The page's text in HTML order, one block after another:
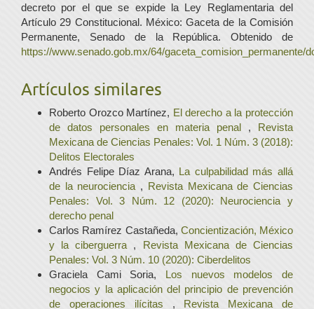
decreto por el que se expide la Ley Reglamentaria del
Artículo 29 Constitucional. México: Gaceta de la Comisión
Permanente, Senado de la República. Obtenido de
https://www.senado.gob.mx/64/gaceta_comision_permanente/
Artículos similares
Roberto Orozco Martínez, El derecho a la protección
de datos personales en materia penal , Revista
Mexicana de Ciencias Penales: Vol. 1 Núm. 3 (2018):
Delitos Electorales
Andrés Felipe Díaz Arana, La culpabilidad más allá
de la neurociencia , Revista Mexicana de Ciencias
Penales: Vol. 3 Núm. 12 (2020): Neurociencia y
derecho penal
Carlos Ramírez Castañeda, Concientización, México
y la ciberguerra , Revista Mexicana de Ciencias
Penales: Vol. 3 Núm. 10 (2020): Ciberdelitos
Graciela Cami Soria, Los nuevos modelos de
negocios y la aplicación del principio de prevención
de operaciones ilícitas , Revista Mexicana de